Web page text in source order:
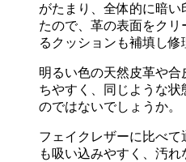
がたまり、全体的に暗
たので、革の表面をク
るクッションも補填し修
明るい色の天然皮革や
ちやすく、同じような
のではないでしょうか。
フェイクレザーに比べ
も吸い込みやすく、汚